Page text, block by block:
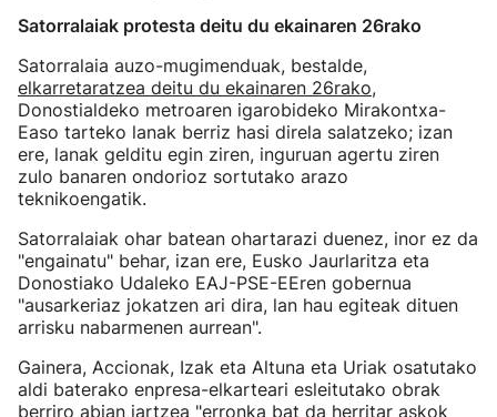
Satorralaiak protesta deitu du ekainaren 26rako
Satorralaia auzo-mugimenduak, bestalde,
elkarretaratzea deitu du ekainaren 26rako,
Donostialdeko metroaren igarobideko Mirakontxa-
Easo tarteko lanak berriz hasi direla salatzeko; izan
ere, lanak gelditu egin ziren, inguruan agertu ziren
zulo banaren ondorioz sortutako arazo
teknikoengatik.
Satorralaiak ohar batean ohartarazi duenez, inor ez da
"engainatu" behar, izan ere, Eusko Jaurlaritza eta
Donostiako Udaleko EAJ-PSE-EEren gobernua
"ausarkeriaz jokatzen ari dira, lan hau egiteak dituen
arrisku nabarmenen aurrean".
Gainera, Accionak, Izak eta Altuna eta Uriak osatutako
aldi baterako enpresa-elkarteari esleitutako obrak
berriro abian jartzea "erronka bat da herritar askok